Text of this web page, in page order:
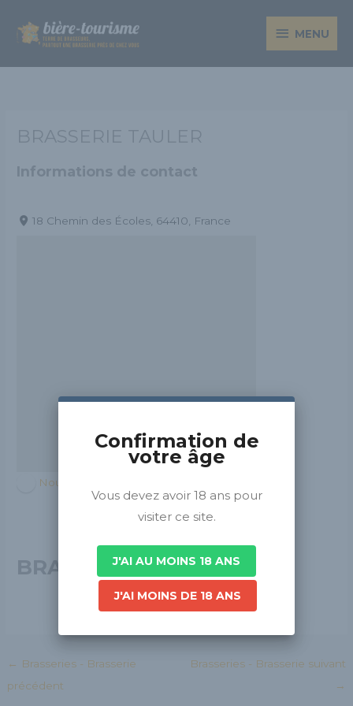
contenu
MENU
MENU
BRASSERIE TAULER
Informations de contact
18 Chemin des Écoles, 64410, France
Nouvelle-Aquitaine
BRASSERIE TAULER
← Brasseries - Brasserie
précédent
Brasseries - Brasserie suivant
→
Confirmation de
votre âge
Vous devez avoir 18 ans pour
visiter ce site.
J'AI AU MOINS 18 ANS
J'AI MOINS DE 18 ANS